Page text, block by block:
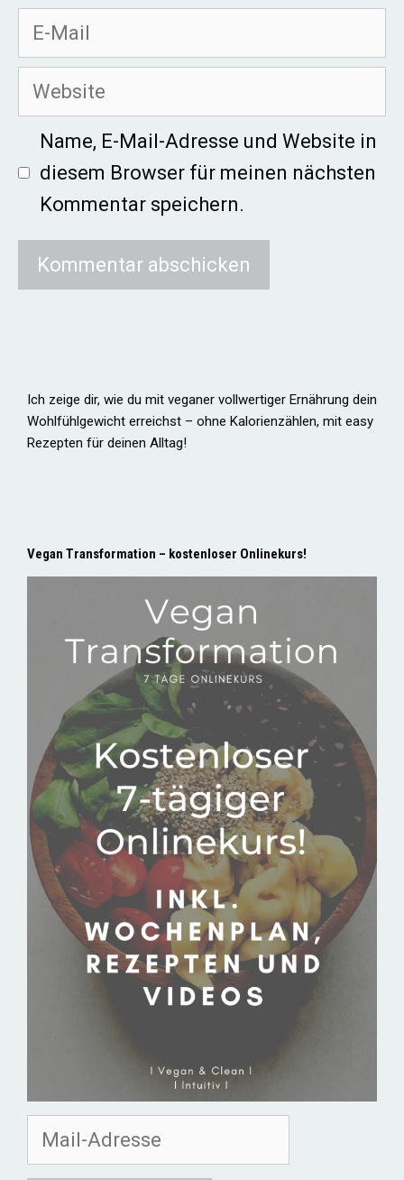
E-
Mail
Website
Name, E-Mail-Adresse und Website in
diesem Browser für meinen nächsten
Kommentar speichern.
Ich zeige dir, wie du mit veganer vollwertiger Ernährung dein
Wohlfühlgewicht erreichst – ohne Kalorienzählen, mit easy
Rezepten für deinen Alltag!
Vegan Transformation – kostenloser Onlinekurs!